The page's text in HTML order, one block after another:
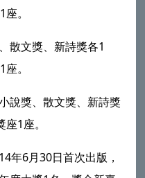
。
散文獎、新詩獎各1
。
說獎、散文獎、新詩獎
1座。
年6月30日首次出版，